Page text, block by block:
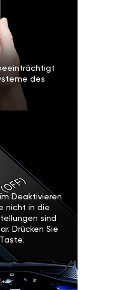
des
Deaktivieren
nicht in die
sind
Drücken Sie